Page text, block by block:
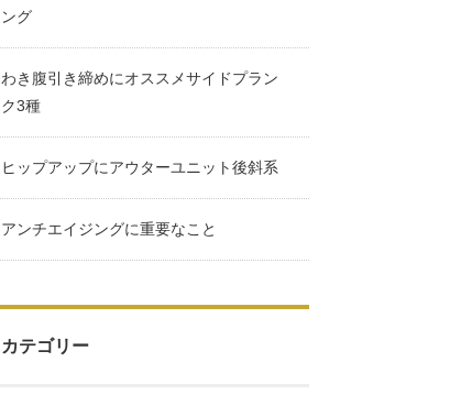
ング
わき腹引き締めにオススメサイドプラン
ク3種
ヒップアップにアウターユニット後斜系
アンチエイジングに重要なこと
カテゴリー